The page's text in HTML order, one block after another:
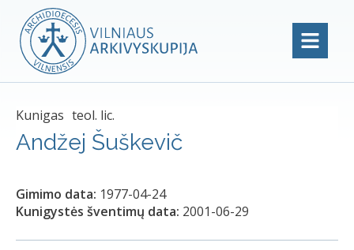
Kunigas teol. lic.
Andžej Šuškevič
Gimimo data: 1977-04-24
Kunigystės šventimų data: 2001-06-29